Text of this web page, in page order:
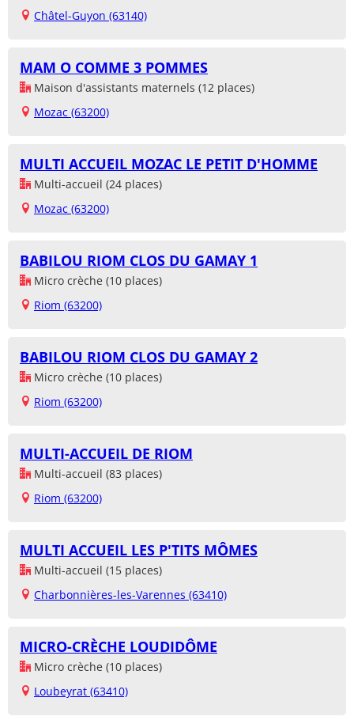
Châtel-Guyon (63140)
MAM O COMME 3 POMMES
Maison d'assistants maternels (12 places)
Mozac (63200)
MULTI ACCUEIL MOZAC LE PETIT D'HOMME
Multi-accueil (24 places)
Mozac (63200)
BABILOU RIOM CLOS DU GAMAY 1
Micro crèche (10 places)
Riom (63200)
BABILOU RIOM CLOS DU GAMAY 2
Micro crèche (10 places)
Riom (63200)
MULTI-ACCUEIL DE RIOM
Multi-accueil (83 places)
Riom (63200)
MULTI ACCUEIL LES P'TITS MÔMES
Multi-accueil (15 places)
Charbonnières-les-Varennes (63410)
MICRO-CRÈCHE LOUDIDÔME
Micro crèche (10 places)
Loubeyrat (63410)